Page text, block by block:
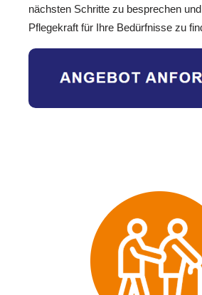
nächsten Schritte zu besprechen
Pflegekraft für Ihre Bedürfnisse zu